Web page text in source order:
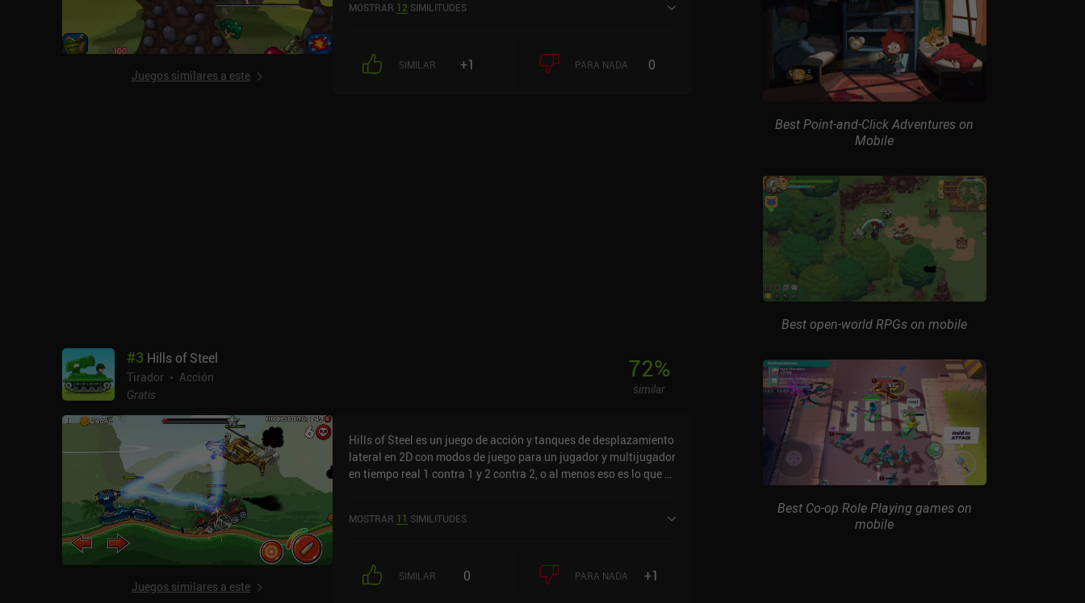
Juegos similares a este
de 3 sobre 5,0 en Google Play y de 3,6 sobre 5,0 en la App Store
MOSTRAR 12 SIMILITUDES
SIMILAR +1 PARA NADA 0
#3 Hills of Steel
Tirador
Acción
Gratis
72%
similar
Juegos similares a este
Hills of Steel es un juego de acción y tanques de desplazamiento
lateral en 2D con modos de juego para un jugador y multijugador
en tiempo real 1 contra 1 y 2 contra 2, o al menos eso es lo que el
jugadores.Sin embargo, el núcleo del juego sigue siendo una
retroceso al disparar nuestro cañón.Ganar nos recompensa con
MOSTRAR 11 SIMILITUDES
SIMILAR 0 PARA NADA +1
Best Point-and-Click Adventures on
Mobile
Best open-world RPGs on mobile
Best Co-op Role Playing games on
mobile